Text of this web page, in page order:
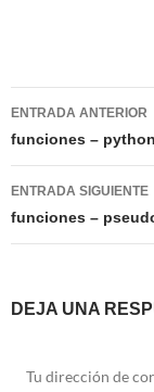
Navegación
de
entradas
ENTRADA ANTERIOR
funciones –
ENTRADA SIGUIENTE
funciones –
DEJA UNA
Tu dirección de